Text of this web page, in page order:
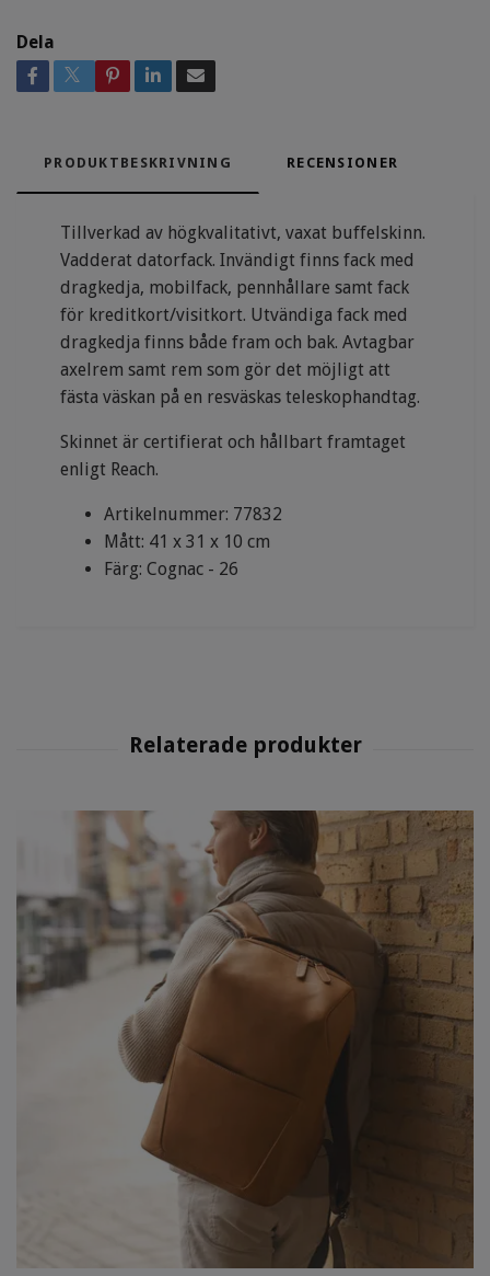
Dela
PRODUKTBESKRIVNING RECENSIONER
Tillverkad av högkvalitativt, vaxat buffelskinn.
Vadderat datorfack. Invändigt finns fack med
dragkedja, mobilfack, pennhållare samt fack
för kreditkort/visitkort. Utvändiga fack med
dragkedja finns både fram och bak. Avtagbar
axelrem samt rem som gör det möjligt att
fästa väskan på en resväskas teleskophandtag.
Skinnet är certifierat och hållbart framtaget
enligt Reach.
Artikelnummer: 77832
Mått: 41 x 31 x 10 cm
Färg: Cognac - 26